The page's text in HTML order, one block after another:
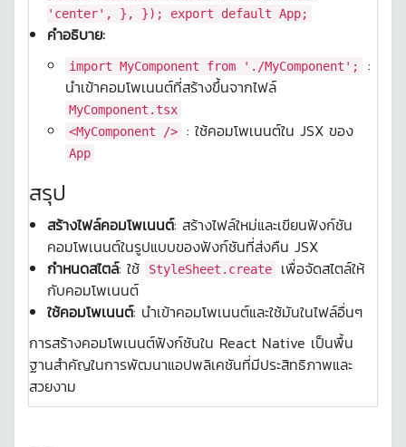
'center' , }, }); export default App;
คำอธิบาย:
import MyComponent from './MyComponent';
:
นำเข้าคอมโพเนนต์ที่สร้างขึ้นจากไฟล์
MyComponent.tsx
<MyComponent />
: ใช้คอมโพเนนต์ใน JSX ของ
App
สรุป
สร้างไฟล์คอมโพเนนต์: สร้างไฟล์ใหม่และเขียนฟังก์ชัน
คอมโพเนนต์ในรูปแบบของฟังก์ชันที่ส่งคืน JSX
กำหนดสไตล์: ใช้ StyleSheet.create
เพื่อจัดสไตล์ให้
กับคอมโพเนนต์
ใช้คอมโพเนนต์: นำเข้าคอมโพเนนต์และใช้มันในไฟล์อื่นๆ
การสร้างคอมโพเนนต์ฟังก์ชันใน React Native เป็นพื้น
ฐานสำคัญในการพัฒนาแอปพลิเคชันที่มีประสิทธิภาพและ
สวยงาม